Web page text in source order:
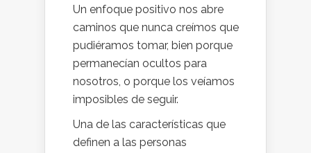
Un enfoque positivo nos abre
caminos que nunca creímos que
pudiéramos tomar, bien porque
permanecían ocultos para
nosotros, o porque los veíamos
imposibles de seguir.
Una de las características que
definen a las personas